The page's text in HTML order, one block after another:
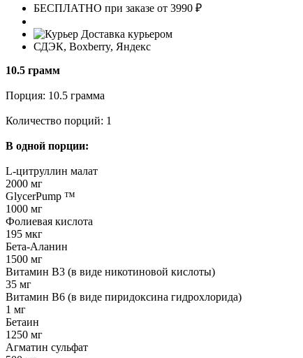
БЕСПЛАТНО при заказе от 3990 ₽
Доставка курьером
СДЭК, Boxberry, Яндекс
10.5 грамм
Порция: 10.5 грамма
Количество порций: 1
В одной порции:
L-цитруллин малат
2000 мг
GlycerPump ™
1000 мг
Фолиевая кислота
195 мкг
Бета-Аланин
1500 мг
Витамин В3 (в виде никотиновой кислоты)
35 мг
Витамин В6 (в виде пиридоксина гидрохлорида)
1 мг
Бетаин
1250 мг
Агматин сульфат